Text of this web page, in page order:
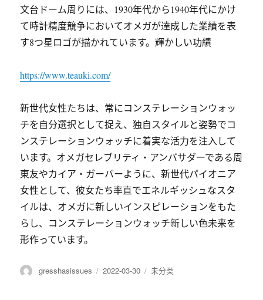
文台ドーム周りには、1930年代から1940年代にかけ
て時計精度競争においてオメガが達成した業績を表
す8つ星ロゴが描かれています。輝かしい功績
https://www.teauki.com/
新世代女性たちは、常にコンステレーションウォッ
チを自分選択として捉え、独自スタイルと姿勢でコ
ンステレーションウォッチに着実な活力を注入して
います。オメガセレブリティ・アンバサダーである周
東友やカイア・ガーバーように、新世代パイオニア
女性として、彼女たち率直でエネルギッシュなスタ
イルは、オメガに新しいインスピレーションをもた
らし、コンステレーションウォッチ新しい色未来を
形作っています。
作
gresshasissues
发
2022-03-30
分
未分类